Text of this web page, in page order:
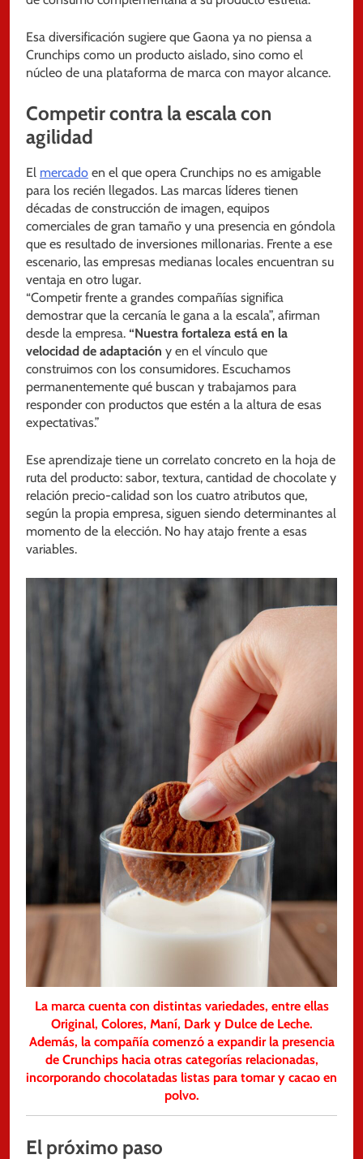
Esa diversificación sugiere que Gaona ya no piensa a
Crunchips como un producto aislado, sino como el
núcleo de una plataforma de marca con mayor alcance.
Competir contra la escala con
agilidad
El mercado en el que opera Crunchips no es amigable
para los recién llegados. Las marcas líderes tienen
décadas de construcción de imagen, equipos
comerciales de gran tamaño y una presencia en góndola
que es resultado de inversiones millonarias. Frente a ese
escenario, las empresas medianas locales encuentran su
ventaja en otro lugar.
“Competir frente a grandes compañías significa
demostrar que la cercanía le gana a la escala”, afirman
desde la empresa. “Nuestra fortaleza está en la
velocidad de adaptación y en el vínculo que
construimos con los consumidores. Escuchamos
permanentemente qué buscan y trabajamos para
responder con productos que estén a la altura de esas
expectativas.”
Ese aprendizaje tiene un correlato concreto en la hoja de
ruta del producto: sabor, textura, cantidad de chocolate y
relación precio-calidad son los cuatro atributos que,
según la propia empresa, siguen siendo determinantes al
momento de la elección. No hay atajo frente a esas
variables.
La marca cuenta con distintas variedades, entre ellas
Original, Colores, Maní, Dark y Dulce de Leche.
Además, la compañía comenzó a expandir la presencia
de Crunchips hacia otras categorías relacionadas,
incorporando chocolatadas listas para tomar y cacao en
polvo.
El próximo paso